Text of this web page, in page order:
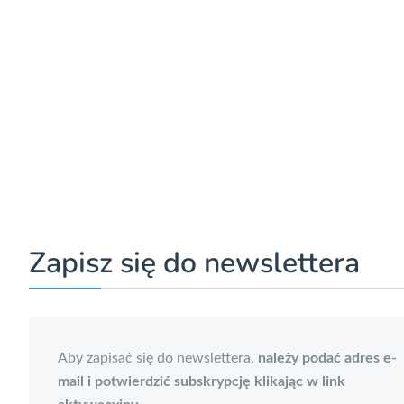
Zapisz się do newslettera
Aby zapisać się do newslettera, należy podać adres e-
mail i potwierdzić subskrypcję klikając w link